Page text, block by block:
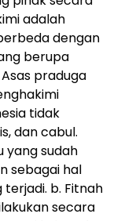
adalah
dengan
berupa
praduga
tidak
dan cabul.
yang sudah
sebagai hal
b. Fitnah
secara